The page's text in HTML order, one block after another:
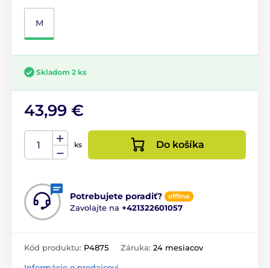
M
Skladom 2 ks
43,99 €
ks Do košíka
Potrebujete poradiť? offline
Zavolajte na +421322601057
Kód produktu: P4875 Záruka: 24 mesiacov